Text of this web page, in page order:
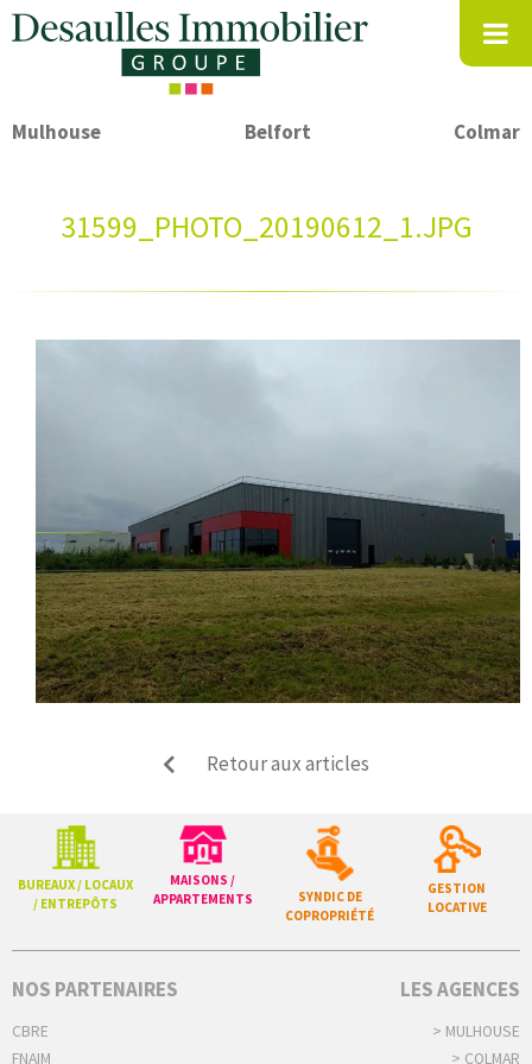
Mulhouse Belfort Colmar
31599_PHOTO_20190612_1.JPG
Retour aux articles
BUREAUX / LOCAUX
/ ENTREPÔTS
MAISONS /
APPARTEMENTS
SYNDIC DE
COPROPRIÉTÉ
GESTION
LOCATIVE
NOS PARTENAIRES
CBRE
FNAIM
LES AGENCES
> MULHOUSE
> COLMAR